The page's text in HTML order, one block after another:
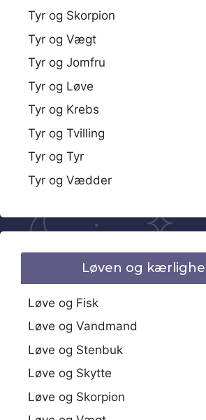
Tyr og Skorpion
Tyr og Vægt
Tyr og Jomfru
Tyr og Løve
Tyr og Krebs
Tyr og Tvilling
Tyr og Tyr
Tyr og Vædder
Løven og
Løve og Fisk
Løve og Vandmand
Løve og Stenbuk
Løve og Skytte
Løve og Skorpion